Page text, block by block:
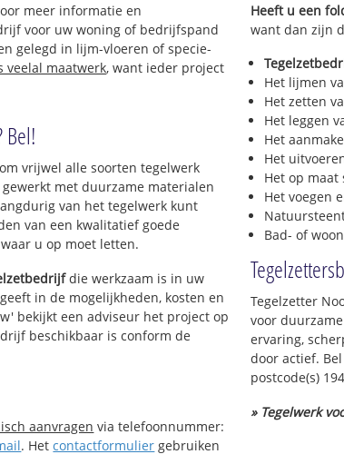
meer informatie en
voor uw woning of bedrijfspand
gelegd in lijm-vloeren of specie-
veelal maatwerk, want ieder project
Bel!
vrijwel alle soorten tegelwerk
met duurzame materialen
van het tegelwerk kunt
van een kwalitatief goede
u op moet letten.
die werkzaam is in uw
in de mogelijkheden, kosten en
bekijkt een adviseur het project op
beschikbaar is conform de
aanvragen via telefoonnummer:
. Hetcontactformulier gebruiken
Heeft u een
want dan zijn
Het lijmen
Het zetten
Het leggen
Het
Het
Het op
Het voegen
Bad- of
Tegelzetter
voor
ervaring,
door actief.
postcode(s)
» Tegelwerk